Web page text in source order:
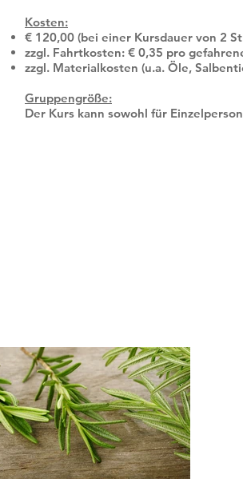
Kosten:
€ 120,00 (bei einer Kursdauer von 2
zzgl. Fahrtkosten: € 0,35 pro
zzgl. Materialkosten (u.a. Öle,
Gruppengröße:
Der Kurs kann sowohl für